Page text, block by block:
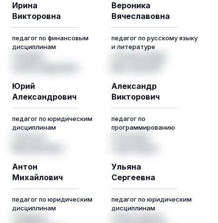
Ирина
Викторовна
педагог по финансовым
дисциплинам
Вероника
Вячеславовна
педагог по русскому языку
и литературе
Юрий
Александрович
педагог по юридическим
дисциплинам
Александр
Викторович
педагог по
программированию
Антон
Михайлович
педагог по юридическим
дисциплинам
Ульяна
Сергеевна
педагог по юридическим
дисциплинам